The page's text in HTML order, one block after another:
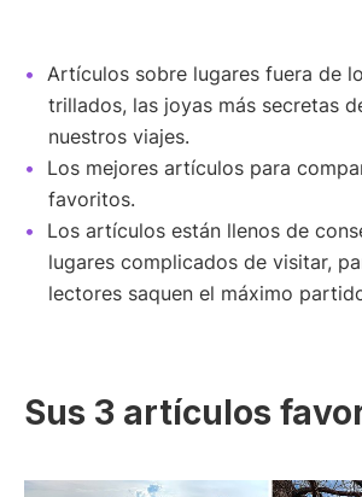
Artículos sobre lugares fuera de
trillados, las joyas más secretas
nuestros viajes.
Los mejores artículos para
favoritos.
Los artículos están llenos de
lugares complicados de visitar,
lectores saquen el máximo
Sus 3 artículos